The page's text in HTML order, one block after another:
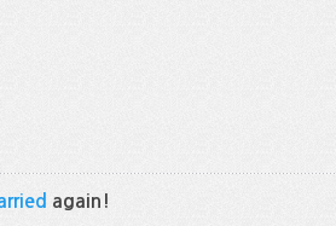
again!